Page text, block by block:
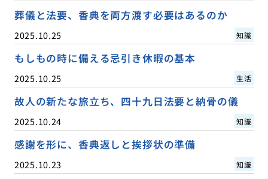
葬儀と法要、香典を両方渡す必要はあるのか
2025.10.25 知識
もしもの時に備える忌引き休暇の基本
2025.10.25 生活
故人の新たな旅立ち、四十九日法要と納骨の儀
2025.10.24 知識
感謝を形に、香典返しと挨拶状の準備
2025.10.23 知識